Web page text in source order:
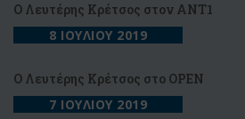
O Λευτέρης Κρέτσος στον ΑΝΤ1
8 ΙΟΥΛΙΟΥ 2019
O Λευτέρης Κρέτσος στο OPEN
7 ΙΟΥΛΙΟΥ 2019